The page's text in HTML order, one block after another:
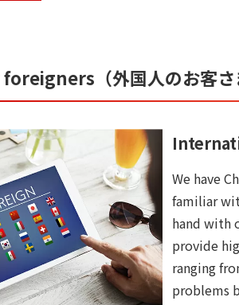
（外国人のお客さ
We have
familiar
hand with
provide
ranging
problems